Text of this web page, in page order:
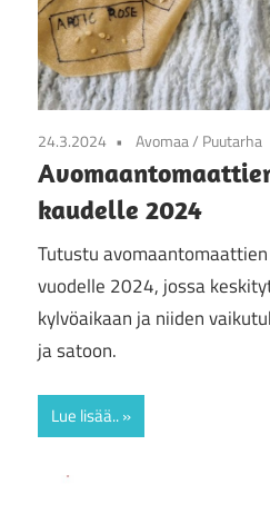
24.3.2024 Avomaa/ Puutarha
kaudelle 2024
Tutustu
vuodelle 2024, jossa
kylvöaikaan ja niiden
ja satoon.
Lue lisää..